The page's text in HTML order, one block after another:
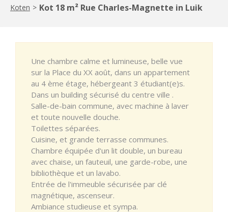
Koten > Kot 18 m² Rue Charles-Magnette in Luik
Une chambre calme et lumineuse, belle vue
sur la Place du XX août, dans un appartement
au 4 ème étage, hébergeant 3 étudiant(e)s.
Dans un building sécurisé du centre ville .
Salle-de-bain commune, avec machine à laver
et toute nouvelle douche.
Toilettes séparées.
Cuisine, et grande terrasse communes.
Chambre équipée d'un lit double, un bureau
avec chaise, un fauteuil, une garde-robe, une
bibliothèque et un lavabo.
Entrée de l'immeuble sécurisée par clé
magnétique, ascenseur.
Ambiance studieuse et sympa.